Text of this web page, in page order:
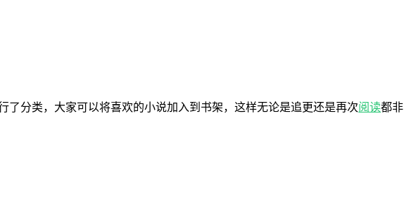
了分类，大家可以将喜欢的小说加入到书架，这样无论是追更还是再次阅读都非